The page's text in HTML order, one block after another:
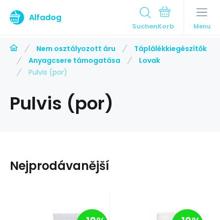
Alfadog
Suchen Menu
Nem osztályozott áru
Táplálékkiegészítők
Anyagcsere támogatása
Lovak
Pulvis (por)
Pulvis (por)
Nejprodávanější
International Probiotic
Code:
Anbietercode: 45004
EAN:8588004252509
Raktáron Mikrop ČEBÍN a.s.
Code:
Anbietercode:36221
8594038410679
Raktáron